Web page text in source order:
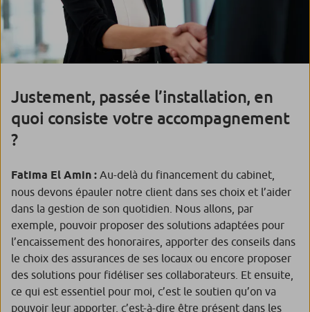
Justement, passée l’installation, en
quoi consiste votre accompagnement
?
Fatima El Amin : Au-delà du financement du cabinet,
nous devons épauler notre client dans ses choix et l’aider
dans la gestion de son quotidien. Nous allons, par
exemple, pouvoir proposer des solutions adaptées pour
l’encaissement des honoraires, apporter des conseils dans
le choix des assurances de ses locaux ou encore proposer
des solutions pour fidéliser ses collaborateurs. Et ensuite,
ce qui est essentiel pour moi, c’est le soutien qu’on va
pouvoir leur apporter, c’est-à-dire être présent dans les